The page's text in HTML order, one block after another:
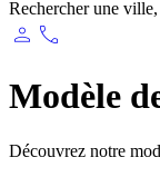
Rechercher une
person phone
Modèle
Découvrez notre